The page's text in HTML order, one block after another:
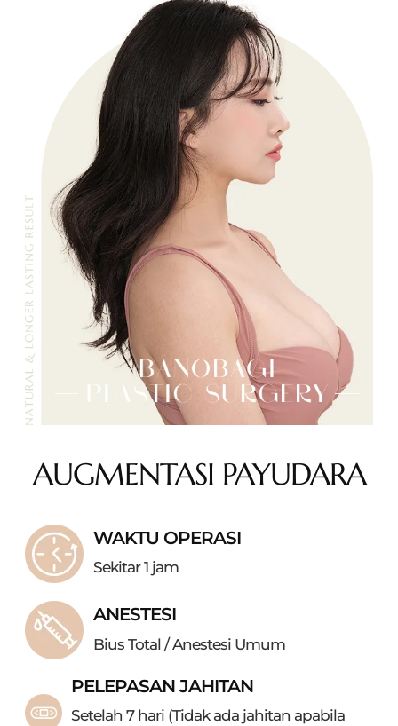
AUGMENTASI PAYUDARA
WAKTU OPERASI
Sekitar 1 jam
ANESTESI
Bius Total / Anestesi Umum
PELEPASAN JAHITAN
Setelah 7 hari (Tidak ada jahitan apabila